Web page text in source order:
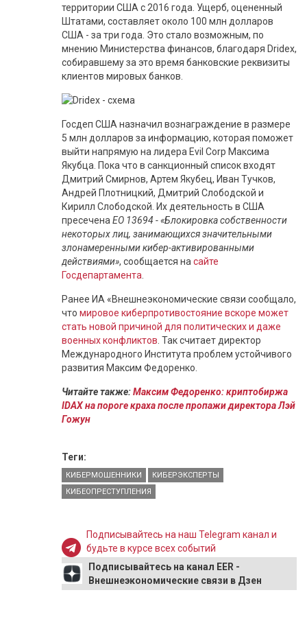
территории США с 2016 года. Ущерб, оцененный
Штатами, составляет около 100 млн долларов
США - за три года. Это стало возможным, по
мнению Министерства финансов, благодаря Dridex,
собиравшему за это время банковские реквизиты
клиентов мировых банков.
Госдеп США назначил вознаграждение в размере
5 млн долларов за информацию, которая поможет
выйти напрямую на лидера Evil Corp Максима
Якубца. Пока что в санкционный список входят
Дмитрий Смирнов, Артем Якубец, Иван Тучков,
Андрей Плотницкий, Дмитрий Слободской и
Кирилл Слободской. Их деятельность в США
пресечена EO 13694 - «Блокировка собственности
некоторых лиц, занимающихся значительными
злонамеренными кибер-активированными
действиями», сообщается на сайте
Госдепартамента
Ранее ИА «Внешнеэкономические связи сообщало,
что мировое киберпротивостояние вскоре может
стать новой причиной для политических и даже
военных конфликтов . Так считает директор
Международного Института проблем устойчивого
развития Максим Федоренко.
Читайте также:Максим Федоренко: криптобиржа
IDAX на пороге краха после пропажи директора Лэй
Гожун
Теги:
КИБЕРМОШЕННИКИ
КИБЕРЭКСПЕРТЫ
КИБЕОПРЕСТУПЛЕНИЯ
Подписывайтесь на наш Telegram канал и
будьте в курсе всех событий
Подписывайтесь на канал EER -
Внешнеэкономические связи в Дзен